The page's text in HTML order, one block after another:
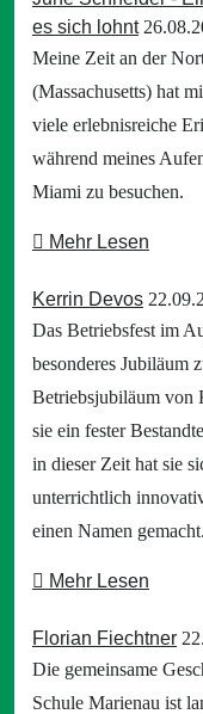
es sich lohnt
Meine Zeit an der
(Massachusetts) hat
viele erlebnisreiche
während meines
Miami zu besuchen.
Mehr Lesen
Kerrin Devos
Das Betriebsfest im
besonderes Jubiläum
Betriebsjubiläum von
sie ein fester
in dieser Zeit hat sie
unterrichtlich
einen Namen gemacht.
Mehr Lesen
Florian Fiechtner
Die gemeinsame
Schule Marienau ist